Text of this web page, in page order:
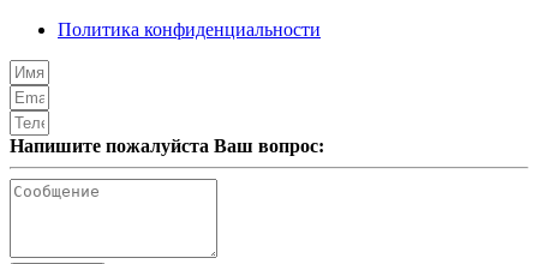
Политика конфиденциальности
Напишите пожалуйста Ваш вопрос: